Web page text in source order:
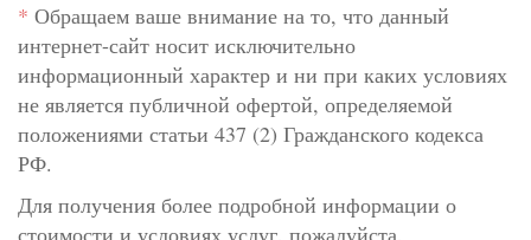
* Обращаем ваше внимание на то, что данный
интернет-сайт носит исключительно
информационный характер и ни при каких условиях
не является публичной офертой, определяемой
положениями статьи 437 (2) Гражданского кодекса
РФ.
Для получения более подробной информации о
стоимости и условиях услуг, пожалуйста,